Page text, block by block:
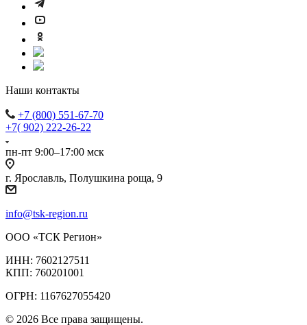
Наши контакты
+7 (800) 551-67-70
+7( 902) 222-26-22
пн-пт 9:00–17:00 мск
г. Ярославль, Полушкина роща, 9
info@tsk-region.ru
ООО «ТСК Регион»
ИНН: 7602127511
КПП: 760201001
ОГРН: 1167627055420
© 2026 Все права защищены.